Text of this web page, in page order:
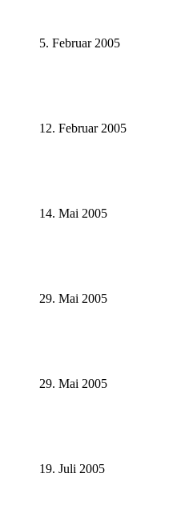
5. Februar 2005
12. Februar 2005
14. Mai 2005
29. Mai 2005
29. Mai 2005
19. Juli 2005